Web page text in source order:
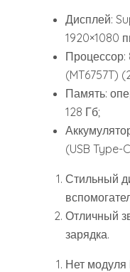
Дисплей:
1920×1080
Процессор:
(MT6757T)
Память:
128 Гб;
(USB Type-
Стильный
Отличный
зарядка.
Нет модуля